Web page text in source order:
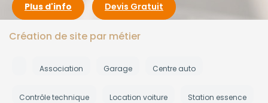
Plus d'info Devis Gratuit
Création de site par métier
Association Garage Centre auto
Contrôle technique Location voiture Station essence